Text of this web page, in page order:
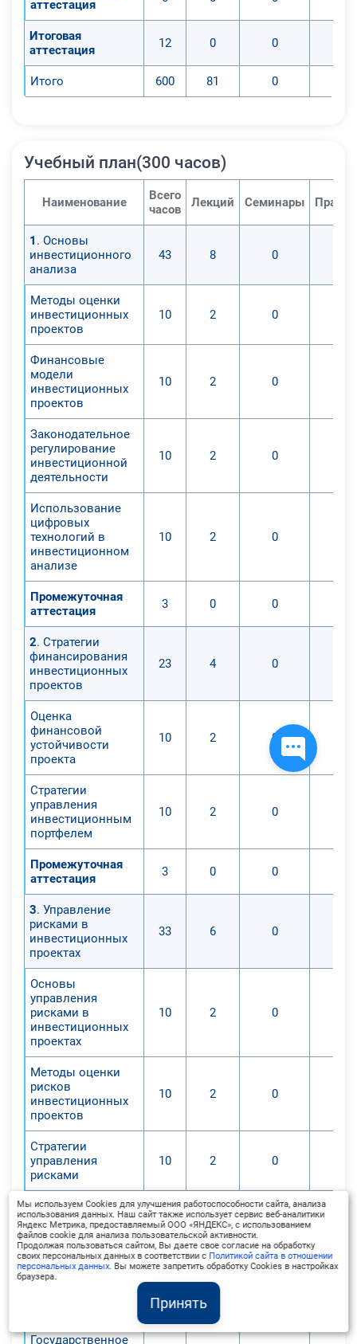
аттестация
Итоговая
аттестация
12 0 0
Итого 600 81 0
Учебный план(300 часов)
Наименование
Всего
часов
Лекций Семинары
1 . Основы
инвестиционного
анализа
43 8 0
Методы оценки
инвестиционных
проектов
10 2 0
Финансовые
модели
инвестиционных
проектов
10 2 0
Законодательное
регулирование
инвестиционной
деятельности
10 2 0
Использование
цифровых
технологий в
инвестиционном
анализе
10 2 0
Промежуточная
аттестация
3 0 0
2. Стратегии
финансирования
инвестиционных
проектов
23 4 0
Оценка
финансовой
устойчивости
проекта
10 2 0
Стратегии
управления
инвестиционным
портфелем
10 2 0
Промежуточная
аттестация
3 0 0
3. Управление
рисками в
инвестиционных
проектах
33 6 0
Основы
управления
рисками в
инвестиционных
проектах
10 2 0
Методы оценки
рисков
инвестиционных
проектов
10 2 0
Стратегии
управления
рисками
10 2 0
Промежуточная
аттестация
3 0 0
4.
Законодательные
аспекты
33 6
Государственное
Принять
Мы используем Cookies для улучшения работоспособности сайта, анализа
использования данных. Наш сайт также использует сервис веб-аналитики
Яндекс Метрика, предоставляемый ООО «ЯНДЕКС», с использованием
файлов cookie для анализа пользовательской активности.
Продолжая пользоваться сайтом, Вы даете свое согласие на обработку
своих персональных данных в соответствии с Политикой сайта в отношении
персональных данных. Вы можете запретить обработку Cookies в настройках
браузера.